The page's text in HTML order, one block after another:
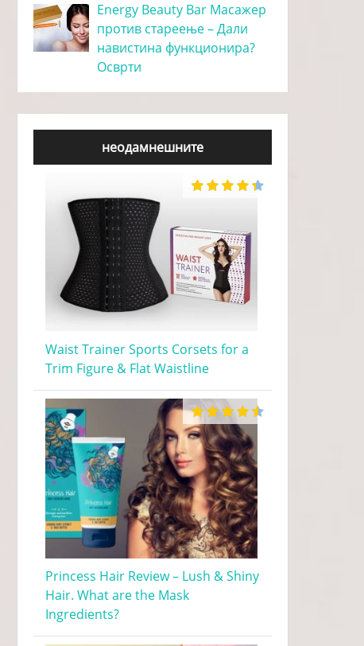
Energy Beauty Bar Масажер
против стареење – Дали
навистина функционира?
Осврти
неодамнешните
Waist Trainer Sports Corsets for a
Trim Figure & Flat Waistline
Princess Hair Review – Lush & Shiny
Hair. What are the Mask
Ingredients?